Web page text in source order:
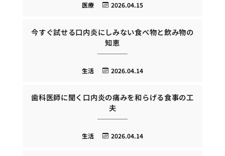
2026.04.15
医療
今すぐ試せる口内炎にしみない食べ物と飲み物の
知恵
2026.04.14
生活
歯科医師に聞く口内炎の痛みを和らげる食事の工
夫
2026.04.14
生活